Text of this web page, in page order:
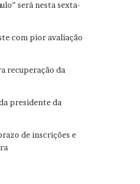
será nesta sexta-
com pior avaliação
recuperação da
presidente da
de inscrições e